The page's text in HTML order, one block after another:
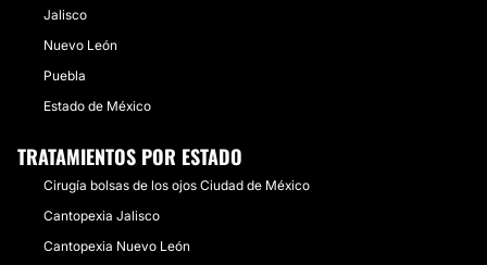
Jalisco
Nuevo León
Puebla
Estado de México
TRATAMIENTOS POR ESTADO
Cirugía bolsas de los ojos Ciudad de México
Cantopexia Jalisco
Cantopexia Nuevo León